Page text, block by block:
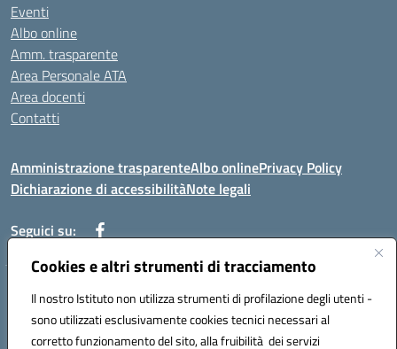
Cookies e altri strumenti di tracciamento
Il nostro Istituto non utilizza strumenti di profilazione degli utenti -
sono utilizzati esclusivamente cookies tecnici necessari al
corretto funzionamento del sito, alla fruibilità dei servizi
Eventi
Albo online
Amm. trasparente
Area Personale ATA
Area docenti
Contatti
Amministrazione trasparenteAlbo onlinePrivacy Policy
Dichiarazione di accessibilitàNote legali
Seguici su:
Indirizzo: VIA BRECCIAME, 46 - 81024 MADDALONI (CE)
Mail: CEIC8AU001@istruzione.it - Pec: CEIC8AU001@pec.istruzione.it -
Telefono: 0823408721